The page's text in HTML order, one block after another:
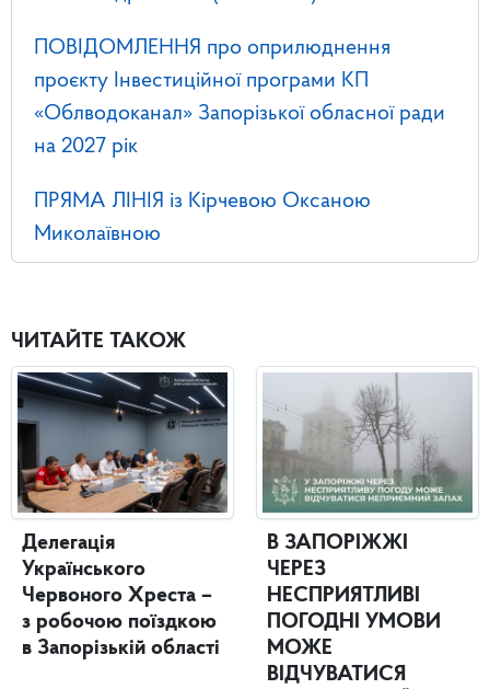
ПОВІДОМЛЕННЯ про оприлюднення
проєкту Інвестиційної програми КП
«Облводоканал» Запорізької обласної ради
на 2027 рік
ПРЯМА ЛІНІЯ із Кірчевою Оксаною
Миколаївною
ЧИТАЙТЕ ТАКОЖ
Делегація
Українського
Червоного Хреста –
з робочою поїздкою
в Запорізькій області
В ЗАПОРІЖЖІ
ЧЕРЕЗ
НЕСПРИЯТЛИВІ
ПОГОДНІ УМОВИ
МОЖЕ
ВІДЧУВАТИСЯ